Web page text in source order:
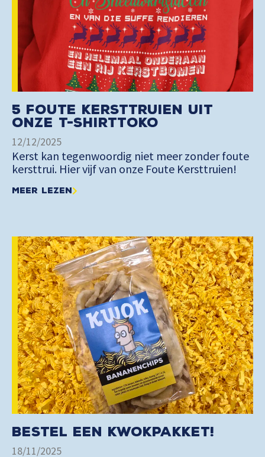
5 Foute Kersttruien uit
onze t-shirttoko
12/12/2025
Kerst kan tegenwoordig niet meer zonder foute
kersttrui. Hier vijf van onze Foute Kersttruien!
Meer lezen
Bestel een Kwokpakket!
18/11/2025